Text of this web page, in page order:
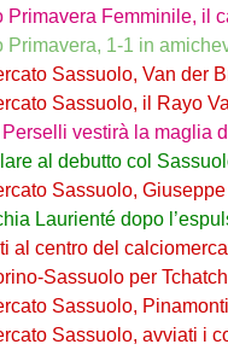
Femminile, il calendario
1-1 in
Sassuolo, Van der Brempt offerto
Sassuolo, il Rayo Vallecano
vestirà la maglia del
al debutto col Sassuolo: la
Sassuolo, Giuseppe Aurelio vicino
Laurienté dopo l’espulsione
centro del calciomercato: Lazio
Sassuolo per Tchatchoua: i
Sassuolo, Pinamonti-Fiorentina: il
Sassuolo, avviati i